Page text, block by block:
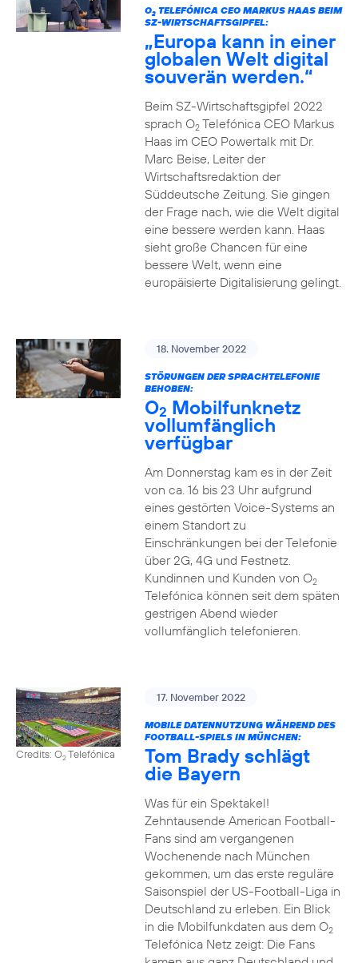
O2TELEFÓNICA CEO MARKUS HAAS BEIM
SZ-WIRTSCHAFTSGIPFEL:
„Europa kann in einer
globalen Welt digital
souverän werden.“
Beim SZ-Wirtschaftsgipfel 2022
sprach O2Telefónica CEO Markus
Haas im CEO Powertalk mit Dr.
Marc Beise, Leiter der
Wirtschaftsredaktion der
Süddeutsche Zeitung. Sie gingen
der Frage nach, wie die Welt digital
eine bessere werden kann. Haas
sieht große Chancen für eine
bessere Welt, wenn eine
europäisierte Digitalisierung gelingt.
18. November 2022
STÖRUNGEN DER SPRACHTELEFONIE
BEHOBEN:
O2 Mobilfunknetz
vollumfänglich
verfügbar
Am Donnerstag kam es in der Zeit
von ca. 16 bis 23 Uhr aufgrund
eines gestörten Voice-Systems an
einem Standort zu
Einschränkungen bei der Telefonie
über 2G, 4G und Festnetz.
Kundinnen und Kunden von O2
Telefónica können seit dem späten
gestrigen Abend wieder
vollumfänglich telefonieren.
Credits: O2Telefónica
17. November 2022
MOBILE DATENNUTZUNG WÄHREND DES
FOOTBALL-SPIELS IN MÜNCHEN:
Tom Brady schlägt
die Bayern
Was für ein Spektakel!
Zehntausende American Football-
Fans sind am vergangenen
Wochenende nach München
gekommen, um das erste reguläre
Saisonspiel der US-Football-Liga in
Deutschland zu erleben. Ein Blick
in die Mobilfunkdaten aus dem O2
Telefónica Netz zeigt: Die Fans